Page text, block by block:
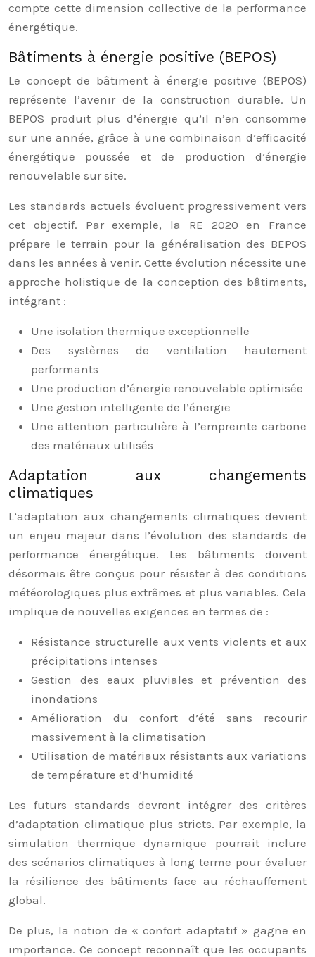
compte cette dimension collective de la performance
énergétique.
Bâtiments à énergie positive (BEPOS)
Le concept de bâtiment à énergie positive (BEPOS)
représente l’avenir de la construction durable. Un
BEPOS produit plus d’énergie qu’il n’en consomme
sur une année, grâce à une combinaison d’efficacité
énergétique poussée et de production d’énergie
renouvelable sur site.
Les standards actuels évoluent progressivement vers
cet objectif. Par exemple, la RE 2020 en France
prépare le terrain pour la généralisation des BEPOS
dans les années à venir. Cette évolution nécessite une
approche holistique de la conception des bâtiments,
intégrant :
Une isolation thermique exceptionnelle
Des systèmes de ventilation hautement
performants
Une production d’énergie renouvelable optimisée
Une gestion intelligente de l’énergie
Une attention particulière à l’empreinte carbone
des matériaux utilisés
Adaptation aux changements
climatiques
L’adaptation aux changements climatiques devient
un enjeu majeur dans l’évolution des standards de
performance énergétique. Les bâtiments doivent
désormais être conçus pour résister à des conditions
météorologiques plus extrêmes et plus variables. Cela
implique de nouvelles exigences en termes de :
Résistance structurelle aux vents violents et aux
précipitations intenses
Gestion des eaux pluviales et prévention des
inondations
Amélioration du confort d’été sans recourir
massivement à la climatisation
Utilisation de matériaux résistants aux variations
de température et d’humidité
Les futurs standards devront intégrer des critères
d’adaptation climatique plus stricts. Par exemple, la
simulation thermique dynamique pourrait inclure
des scénarios climatiques à long terme pour évaluer
la résilience des bâtiments face au réchauffement
global.
De plus, la notion de « confort adaptatif » gagne en
importance. Ce concept reconnaît que les occupants